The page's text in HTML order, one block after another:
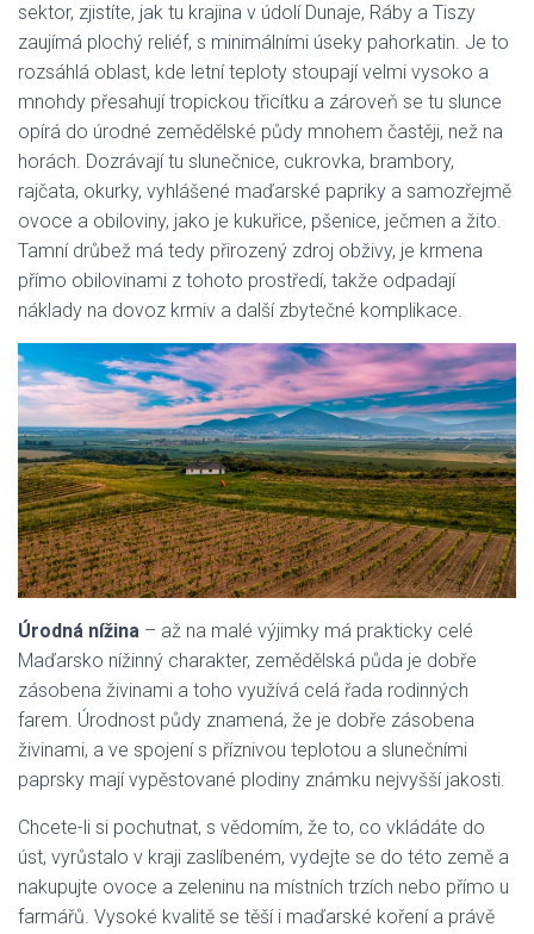
sektor, zjistíte, jak tu krajina v údolí Dunaje, Ráby a Tiszy
zaujímá plochý reliéf, s minimálními úseky pahorkatin. Je to
rozsáhlá oblast, kde letní teploty stoupají velmi vysoko a
mnohdy přesahují tropickou třicítku a zároveň se tu slunce
opírá do úrodné zemědělské půdy mnohem častěji, než na
horách. Dozrávají tu slunečnice, cukrovka, brambory,
rajčata, okurky, vyhlášené maďarské papriky a samozřejmě
ovoce a obiloviny, jako je kukuřice, pšenice, ječmen a žito.
Tamní drůbež má tedy přirozený zdroj obživy, je krmena
přímo obilovinami z tohoto prostředí, takže odpadají
náklady na dovoz krmiv a další zbytečné komplikace.
Úrodná nížina – až na malé výjimky má prakticky celé
Maďarsko nížinný charakter, zemědělská půda je dobře
zásobena živinami a toho využívá celá řada rodinných
farem. Úrodnost půdy znamená, že je dobře zásobena
živinami, a ve spojení s příznivou teplotou a slunečními
paprsky mají vypěstované plodiny známku nejvyšší jakosti.
Chcete-li si pochutnat, s vědomím, že to, co vkládáte do
úst, vyrůstalo v kraji zaslíbeném, vydejte se do této země a
nakupujte ovoce a zeleninu na místních trzích nebo přímo u
farmářů. Vysoké kvalitě se těší i maďarské koření a právě